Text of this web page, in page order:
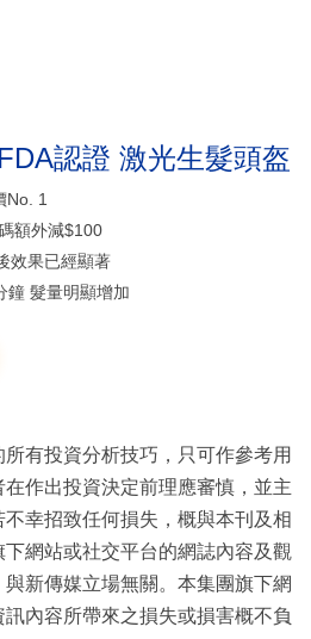
認證 激光生髮頭盔
No. 1
額外減$100
效果已經顯著
鐘 髮量明顯增加
有投資分析技巧，只可作參考用
作出投資決定前理應審慎，並主
幸招致任何損失，概與本刊及相
網站或社交平台的網誌內容及觀
新傳媒立場無關。本集團旗下網
內容所帶來之損失或損害概不負